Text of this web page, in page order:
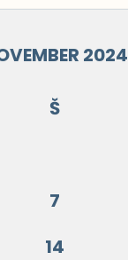
2024
Š
7
14